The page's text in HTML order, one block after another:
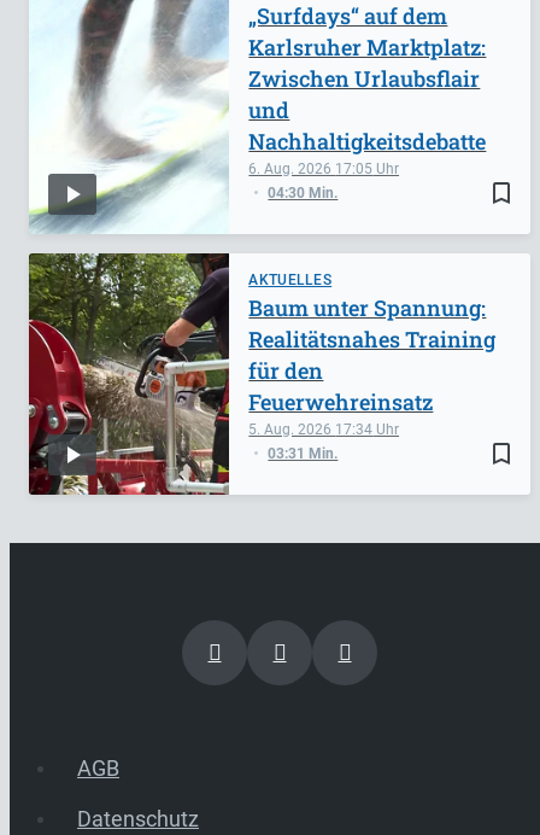
bookmark_border
6. Aug. 2026 17:05
04:30 Min.
„Surfdays“ auf dem
Karlsruher Marktplatz:
Zwischen Urlaubsflair
und
Nachhaltigkeitsdebatte
AKTUELLES
bookmark_border
5. Aug. 2026 17:34
03:31 Min.
Baum unter Spannung:
Realitätsnahes Training
für den
Feuerwehreinsatz
AGB
Datenschutz